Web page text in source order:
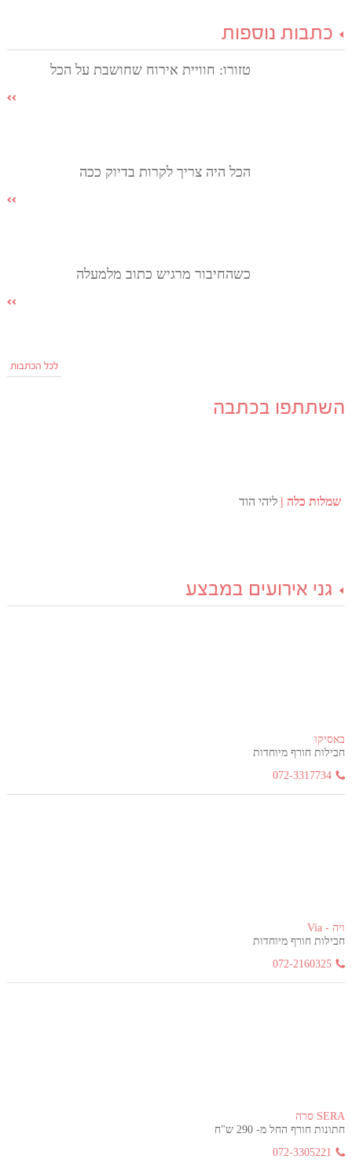
כתבות נוספות
טזורו: חוויית אירוח שחושבת על הכל
הכל היה צריך לקרות בדיוק ככה
כשהחיבור מרגיש כתוב מלמעלה
לכל הכתבות
השתתפו בכתבה
שמלות כלה ליהי הוד
גני אירועים במבצע
באסיקו
חבילות חורף מיוחדות
072-3317734
ויה - Via
חבילות חורף מיוחדות
072-2160325
SERA סרה
חתונות חורף החל מ- 290 ש"ח
072-3305221